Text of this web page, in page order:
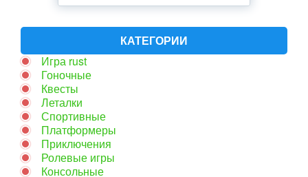
КАТЕГОРИИ
Игра rust
Гоночные
Квесты
Леталки
Спортивные
Платформеры
Приключения
Ролевые игры
Консольные